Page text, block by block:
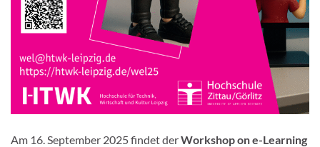
Am 16. September 2025 findet derWorkshop on e-Learning